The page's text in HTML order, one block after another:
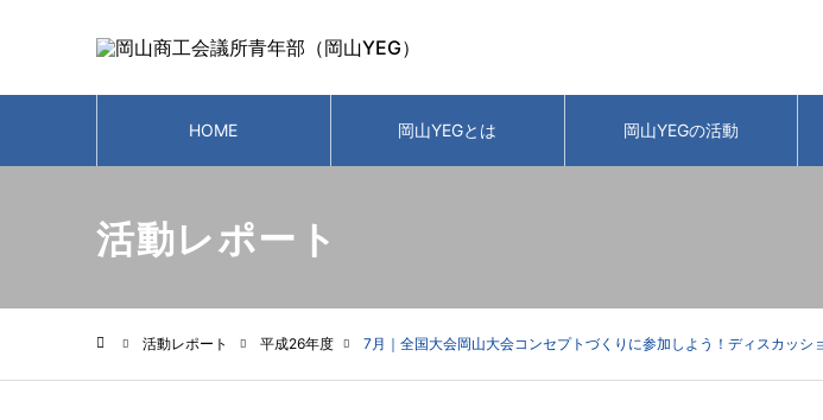
HOME 岡山YEGとは 岡山YEGの活動
活動レポート
活動レポート 平成26年度 7月｜全国大会岡山大会コンセプトづくりに参加しよう！ディスカッシ